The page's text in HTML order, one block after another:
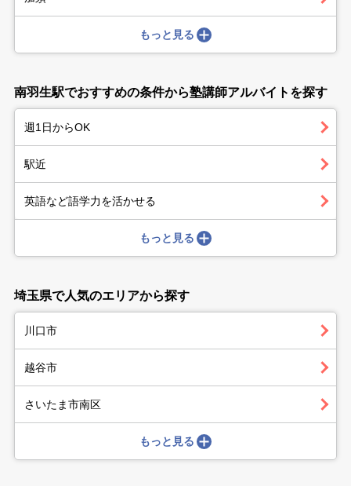
もっと見る
南羽生駅でおすすめの条件から塾講師アルバイトを探す
週1日からOK
駅近
英語など語学力を活かせる
もっと見る
埼玉県で人気のエリアから探す
川口市
越谷市
さいたま市南区
もっと見る